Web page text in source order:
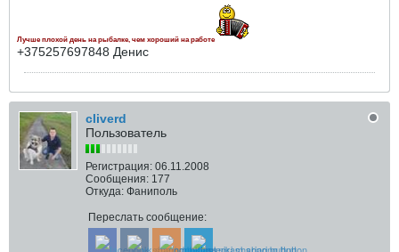
Лучше плохой день на рыбалке, чем хороший на работе
+375257697848 Денис
cliverd
Пользователь
Регистрация: 06.11.2008
Сообщения: 177
Откуда: Фаниполь
Переслать сообщение: